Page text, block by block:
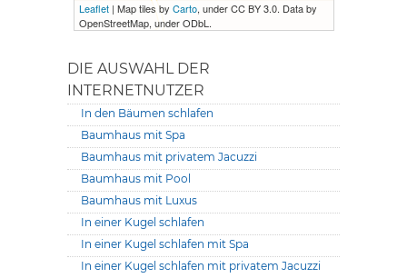
Leaflet| Map tiles by Carto, under CC BY 3.0. Data by
OpenStreetMap, under ODbL.
DIE AUSWAHL DER
INTERNETNUTZER
In den Bäumen schlafen
Baumhaus mit Spa
Baumhaus mit privatem Jacuzzi
Baumhaus mit Pool
Baumhaus mit Luxus
In einer Kugel schlafen
In einer Kugel schlafen mit Spa
In einer Kugel schlafen mit privatem Jacuzzi